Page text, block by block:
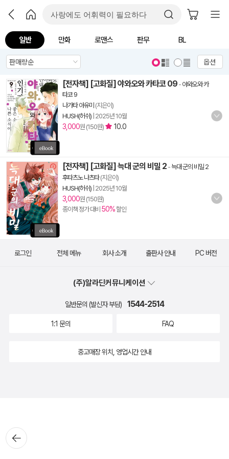
일반 만화 로맨스 판무 BL
옵션
[전자책] [고화질] 야와오와 카타코 09 - 야와오와 카
타코 9
나가타 아유미 (지은이)
HUSH(허쉬) 2025년 10월
3,000원 (150원) 10.0
[전자책] [고화질] 늑대 군의 비밀 2 -늑대 군의 비밀 2
후타츠노 나츠타(지은이)
HUSH(허쉬) 2025년 10월
3,000원 (150원)
종이책 정가 대비 50%할인
뒤로가
기
로그인 전체 메뉴 회사 소개 출판사 안내 PC 버전
(주)알라딘커뮤니케이션
일반문의 (발신자 부담) 1544-2514
1:1 문의 FAQ
중고매장 위치, 영업시간 안내